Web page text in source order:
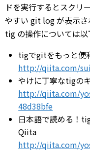
ドを実行するとスクリ
やすい git log が表示さ
tig の操作については以
tigでgitをもっと便
http://qiita.com/
やけに丁寧なtigの
http://qiita.com/
48d38bfe
日本語で読める！
Qiita
http://qiita.com/